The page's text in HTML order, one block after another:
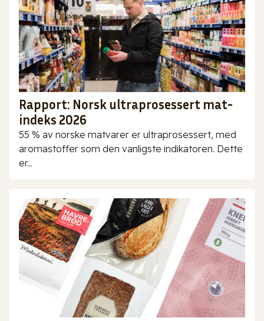
Rapport: Norsk ultraprosessert mat-
indeks 2026
55 % av norske matvarer er ultraprosessert, med
aromastoffer som den vanligste indikatoren. Dette
er...